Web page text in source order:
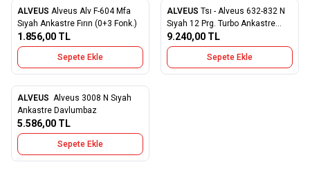
Favorilere Ekle
ALVEUS Alveus Alv F-604 Mfa
Sıyah Ankastre Fırın (0+3 Fonk.)
1.856,00 TL
Sepete Ekle
Favorilere Ekle
ALVEUS Tsı - Alveus 632-832 N
Sıyah 12 Prg. Turbo Ankastre
Fırın
9.240,00 TL
Sepete Ekle
Favorilere Ekle
ALVEUS Alveus 3008 N Sıyah
Ankastre Davlumbaz
5.586,00 TL
Sepete Ekle